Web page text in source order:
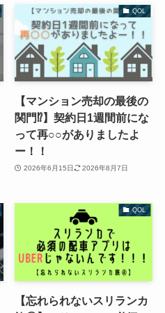
QOL
【マンション売却の最後の
関門⁉】契約日1週間前にな
って再○○がありましたよ
ー！！
2026年6月15日 2026年8月7日
QOL
【忘れられないスリランカ